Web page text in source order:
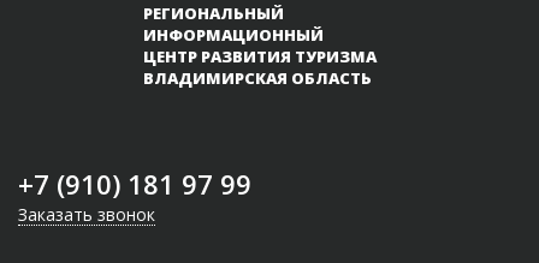
РЕГИОНАЛЬНЫЙ
ИНФОРМАЦИОННЫЙ
ЦЕНТР РАЗВИТИЯ ТУРИЗМА
ВЛАДИМИРСКАЯ ОБЛАСТЬ
+7 (910) 181 97 99
Заказать звонок